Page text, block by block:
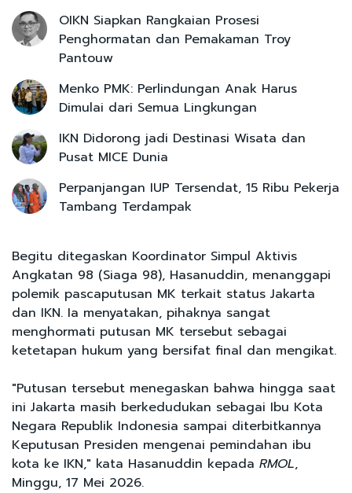
OIKN Siapkan Rangkaian Prosesi
Penghormatan dan Pemakaman Troy
Pantouw
Menko PMK: Perlindungan Anak Harus
Dimulai dari Semua Lingkungan
IKN Didorong jadi Destinasi Wisata dan
Pusat MICE Dunia
Perpanjangan IUP Tersendat, 15 Ribu Pekerja
Tambang Terdampak
Begitu ditegaskan Koordinator Simpul Aktivis
Angkatan 98 (Siaga 98), Hasanuddin, menanggapi
polemik pascaputusan MK terkait status Jakarta
dan IKN. Ia menyatakan, pihaknya sangat
menghormati putusan MK tersebut sebagai
ketetapan hukum yang bersifat final dan mengikat.
"Putusan tersebut menegaskan bahwa hingga saat
ini Jakarta masih berkedudukan sebagai Ibu Kota
Negara Republik Indonesia sampai diterbitkannya
Keputusan Presiden mengenai pemindahan ibu
kota ke IKN," kata Hasanuddin kepada RMOL,
Minggu, 17 Mei 2026.